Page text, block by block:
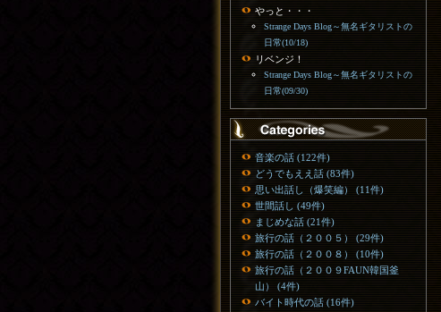
やっと・・・
Strange Days Blog～無名ギタリストの
日常(10/18)
リベンジ！
Strange Days Blog～無名ギタリストの
日常(09/30)
音楽の話 (122件)
どうでもええ話 (83件)
思い出話し（爆笑編） (11件)
世間話し (49件)
まじめな話 (21件)
旅行の話（２００５） (29件)
旅行の話（２００８） (10件)
旅行の話（２００９FAUN韓国釜
山） (4件)
バイト時代の話 (16件)